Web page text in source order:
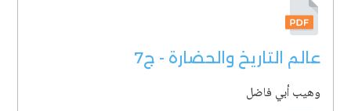
عالم التاريخ والحضارة - ج7
وهيب أبي فاضل